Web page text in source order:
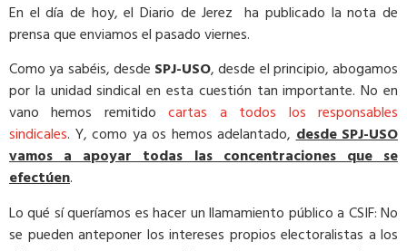
En el día de hoy, el Diario de Jerez ha publicado la nota de
prensa que enviamos el pasado viernes.
Como ya sabéis, desde SPJ-USO, desde el principio, abogamos
por la unidad sindical en esta cuestión tan importante. No en
vano hemos remitidocartas a todos los responsables
sindicales. Y, como ya os hemos adelantado,desde SPJ-USO
vamos a apoyar todas las concentraciones que se
efectúen.
Lo qué sí queríamos es hacer un llamamiento público a CSIF: No
se pueden anteponer los intereses propios electoralistas a los